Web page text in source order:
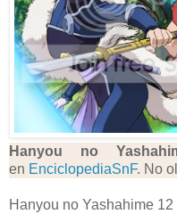
Hanyou no
en EnciclopediaSnF. No
Hanyou no Yashahime 12